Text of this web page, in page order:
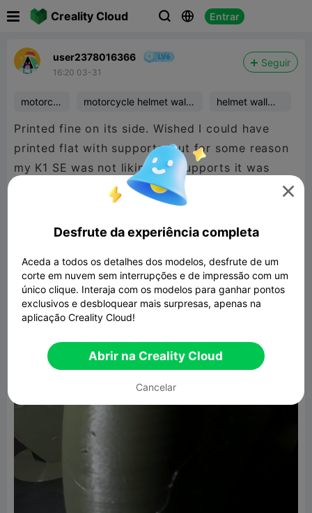
Creality Cloud   Entrar
user2378016366
16:20 03-31
Seguir
motorcy
cle
motorcycle helmet wall
mount
helmet wall
mount
Printed fine on its side. Wished I could have
printed flat with supports, but for some reason
my K1 SE was not liking the supports it was

Desfrute da experiência completa
Aceda a todos os detalhes dos modelos, desfrute de um
corte em nuvem sem interrupções e de impressão com um
único clique. Interaja com os modelos para ganhar pontos
exclusivos e desbloquear mais surpresas, apenas na
aplicação Creality Cloud!
Abrir na Creality Cloud
Cancelar